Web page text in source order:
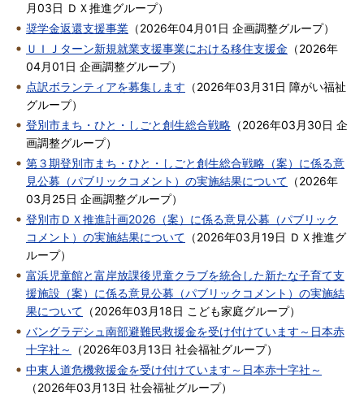
月03日 ＤＸ推進グループ）
奨学金返還支援事業 （2026年04月01日 企画調整グループ）
ＵＩＪターン新規就業支援事業における移住支援金 （2026年
04月01日 企画調整グループ）
点訳ボランティアを募集します （2026年03月31日 障がい福祉
グループ）
登別市まち・ひと・しごと創生総合戦略 （2026年03月30日 企
画調整グループ）
第３期登別市まち・ひと・しごと創生総合戦略（案）に係る意
見公募（パブリックコメント）の実施結果について （2026年
03月25日 企画調整グループ）
登別市ＤＸ推進計画2026（案）に係る意見公募（パブリック
コメント）の実施結果について （2026年03月19日 ＤＸ推進グ
ループ）
富浜児童館と富岸放課後児童クラブを統合した新たな子育て支
援施設（案）に係る意見公募（パブリックコメント）の実施結
果について （2026年03月18日 こども家庭グループ）
バングラデシュ南部避難民救援金を受け付けています～日本赤
十字社～
（2026年03月13日 社会福祉グループ）
中東人道危機救援金を受け付けています～日本赤十字社～
（2026年03月13日 社会福祉グループ）